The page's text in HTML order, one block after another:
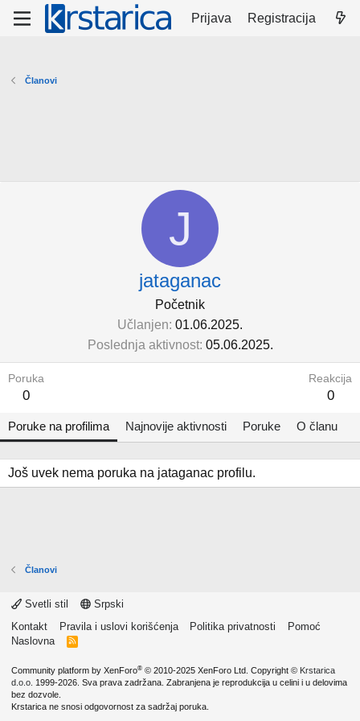
Prijava Registracija
Članovi
J
jataganac
Početnik
Učlanjen 01.06.2025.
Poslednja aktivnost 05.06.2025.
Poruka
0
Reakcija
0
Poruke na profilima Najnovije aktivnosti Poruke O članu
Još uvek nema poruka na jataganac profilu.
Članovi
Svetli stil
Srpski
Kontakt
Pravila i uslovi korišćenja Politika privatnosti
Pomoć
Naslovna
R
Community platform by XenForo® © 2010-2025 XenForo Ltd. Copyright © Krstarica
d.o.o. 1999-2026. Sva prava zadržana. Zabranjena je reprodukcija u celini i u delovima
bez dozvole.
Krstarica ne snosi odgovornost za sadržaj poruka.